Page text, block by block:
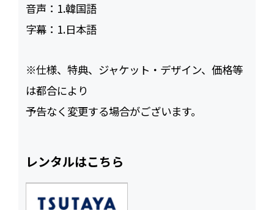
音声： 1.韓国語
字幕： 1.日本語
※仕様、特典、ジャケット・デザイン、価格等
は都合により
予告なく変更する場合がございます。
レンタルはこちら